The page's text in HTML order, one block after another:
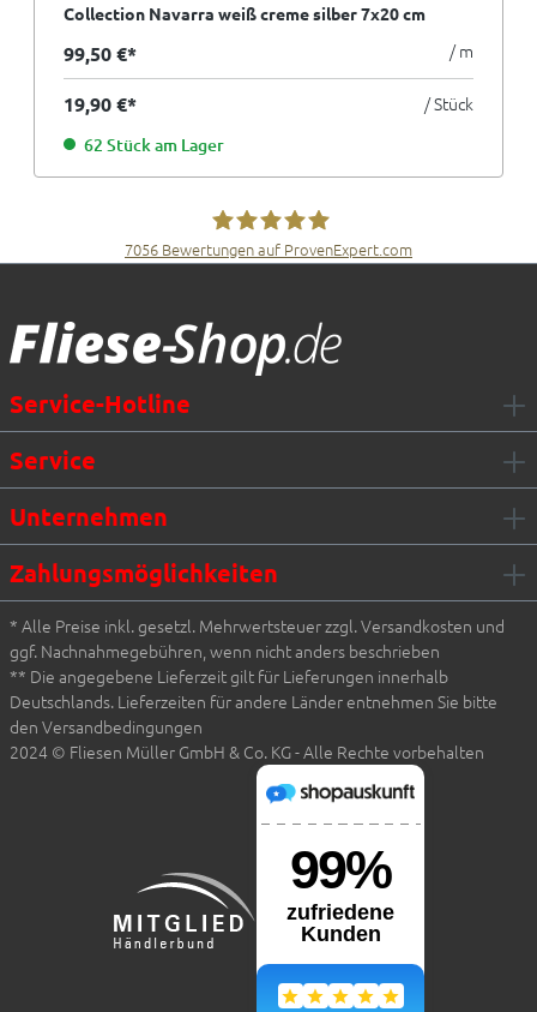
Collection Navarra weiß creme silber 7x20 cm
99,50 €* / m
19,90 €* / Stück
62 Stück am Lager
7056 Bewertungen auf ProvenExpert.com
Service-Hotline
Service
Unternehmen
Zahlungsmöglichkeiten
* Alle Preise inkl. gesetzl. Mehrwertsteuer zzgl. Versandkosten und
ggf. Nachnahmegebühren, wenn nicht anders beschrieben
** Die angegebene Lieferzeit gilt für Lieferungen innerhalb
Deutschlands. Lieferzeiten für andere Länder entnehmen Sie bitte
den Versandbedingungen
2024 © Fliesen Müller GmbH & Co. KG - Alle Rechte vorbehalten